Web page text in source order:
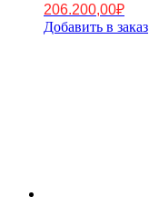
206.200,00₽
Добавить в заказ